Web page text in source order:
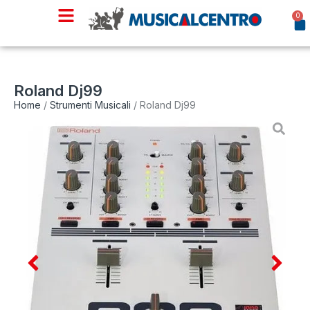
0
Roland Dj99
Home / Strumenti Musicali / Roland Dj99